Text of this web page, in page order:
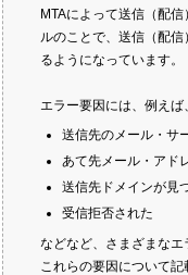
MTAによって送信（配
ルのことで、送信（配
るようになっています。
エラー要因には、例えば、
送信先のメール・サ
あて先メール・アド
送信先ドメインが見
受信拒否された
などなど、さまざまなエ
これらの要因について